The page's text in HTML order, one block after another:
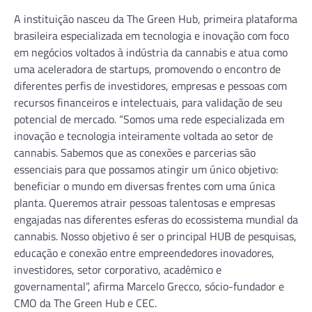
A instituição nasceu da The Green Hub, primeira plataforma
brasileira especializada em tecnologia e inovação com foco
em negócios voltados à indústria da cannabis e atua como
uma aceleradora de startups, promovendo o encontro de
diferentes perfis de investidores, empresas e pessoas com
recursos financeiros e intelectuais, para validação de seu
potencial de mercado. “Somos uma rede especializada em
inovação e tecnologia inteiramente voltada ao setor de
cannabis. Sabemos que as conexões e parcerias são
essenciais para que possamos atingir um único objetivo:
beneficiar o mundo em diversas frentes com uma única
planta. Queremos atrair pessoas talentosas e empresas
engajadas nas diferentes esferas do ecossistema mundial da
cannabis. Nosso objetivo é ser o principal HUB de pesquisas,
educação e conexão entre empreendedores inovadores,
investidores, setor corporativo, acadêmico e
governamental”, afirma Marcelo Grecco, sócio-fundador e
CMO da The Green Hub e CEC.